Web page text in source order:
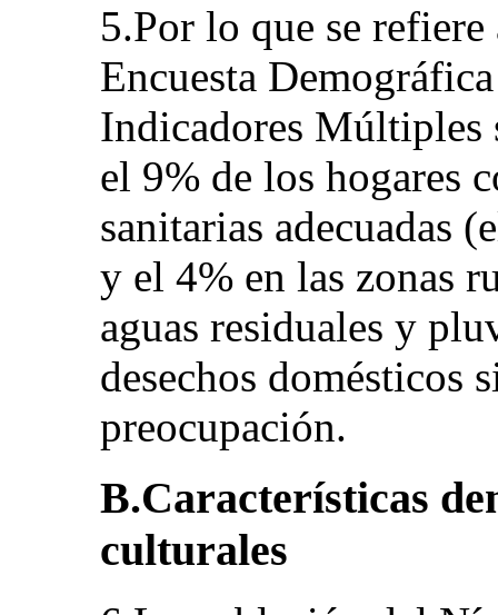
5.Por lo que se
Encuesta
Indicadores Múltiples
el 9% de los hogares
sanitarias adecuadas
y el 4% en las zonas
aguas residuales y
desechos domésticos
preocupación.
B.Características
culturales